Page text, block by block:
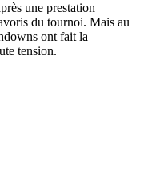
une prestation
du tournoi. Mais au
ont fait la
tension.